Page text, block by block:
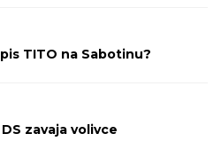
TITO na Sabotinu?
zavaja volivce